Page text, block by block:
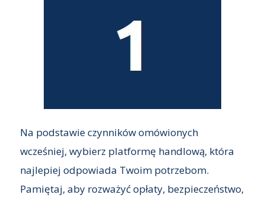
Na podstawie czynników omówionych
wcześniej, wybierz platformę handlową, która
najlepiej odpowiada Twoim potrzebom.
Pamiętaj, aby rozważyć opłaty, bezpieczeństwo,